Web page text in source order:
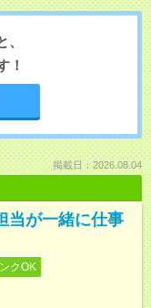
！
掲載日：2026.08.04
当が一緒に仕事
クOK